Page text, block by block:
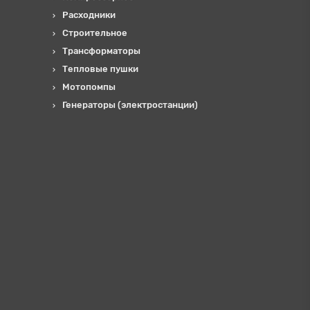
Расходники
Строительное
Трансформаторы
Тепловые пушки
Мотопомпы
Генераторы (электростанции)